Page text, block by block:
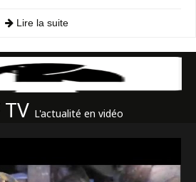
Lire la suite
TV L'actualité en vidéo